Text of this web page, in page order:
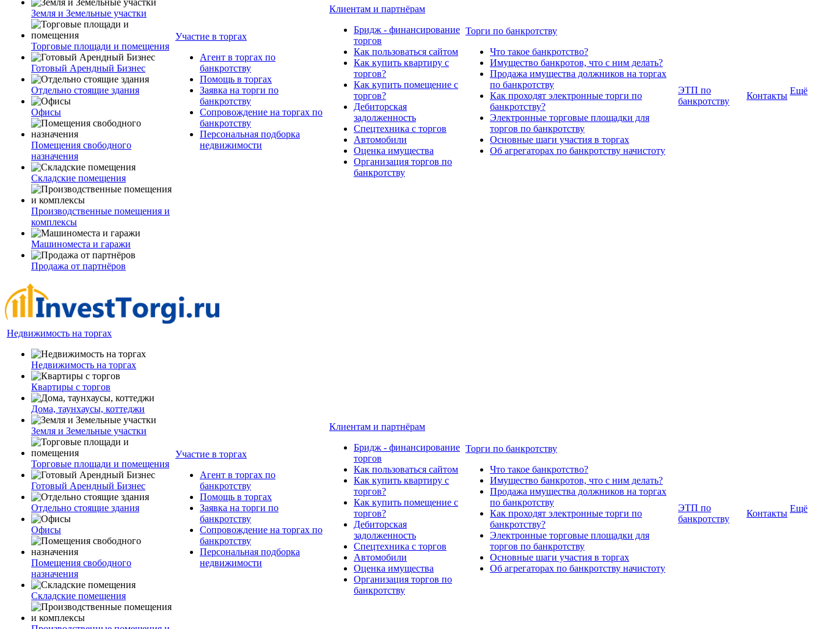
Земля и Земельные участки
Торговые площади и помещения
Готовый Арендный Бизнес
Отдельно стоящие здания
Офисы
Помещения свободного
назначения
Складские помещения
Производственные помещения и
комплексы
Машиноместа и гаражи
Продажа от партнёров
Участие в торгах
Агент в торгах по
банкротству
Помощь в торгах
Заявка на торги по
банкротству
Сопровождение на торгах по
банкротству
Персональная подборка
недвижимости
Клиентам и партнёрам
Бридж - финансирование
торгов
Как пользоваться сайтом
Как купить квартиру с
торгов?
Как купить помещение с
торгов?
Дебиторская
задолженность
Спецтехника с торгов
Автомобили
Оценка имущества
Организация торгов по
банкротству
Торги по банкротству
Что такое банкротство?
Имущество банкротов, что с ним делать?
Продажа имущества должников на торгах
по банкротству
Как проходят электронные торги по
банкротству?
Электронные торговые площадки для
торгов по банкротству
Основные шаги участия в торгах
Об агрегаторах по банкротству начистоту
ЭТП по
банкротству
Контакты Ещё
Недвижимость на торгах
Недвижимость на торгах
Квартиры с торгов
Дома, таунхаусы, коттеджи
Земля и Земельные участки
Торговые площади и помещения
Готовый Арендный Бизнес
Отдельно стоящие здания
Офисы
Помещения свободного
назначения
Складские помещения
Участие в торгах
Агент в торгах по
банкротству
Помощь в торгах
Заявка на торги по
банкротству
Сопровождение на торгах по
банкротству
Персональная подборка
недвижимости
Клиентам и партнёрам
Бридж - финансирование
торгов
Как пользоваться сайтом
Как купить квартиру с
торгов?
Как купить помещение с
торгов?
Дебиторская
задолженность
Спецтехника с торгов
Автомобили
Оценка имущества
Организация торгов по
банкротству
Торги по банкротству
Что такое банкротство?
Имущество банкротов, что с ним делать?
Продажа имущества должников на торгах
по банкротству
Как проходят электронные торги по
банкротству?
Электронные торговые площадки для
торгов по банкротству
Основные шаги участия в торгах
Об агрегаторах по банкротству начистоту
ЭТП по
банкротству
Контакты Ещё